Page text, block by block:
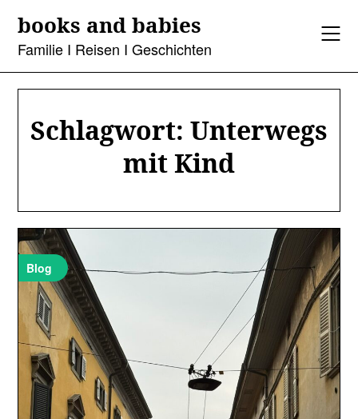
content
books and babies
Familie I Reisen I Geschichten
Schlagwort: Unterwegs
mit Kind
Blog